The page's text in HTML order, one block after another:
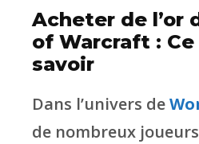
Acheter de l’or
of Warcraft :
savoir
Dans l’univers de
de nombreux